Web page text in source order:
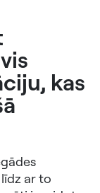
kas
ar to